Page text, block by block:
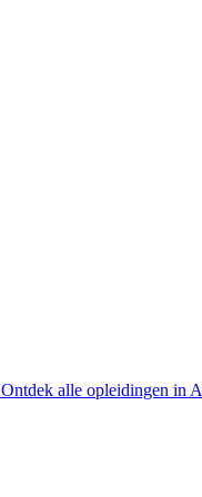
Ontdek alle opleidingen in